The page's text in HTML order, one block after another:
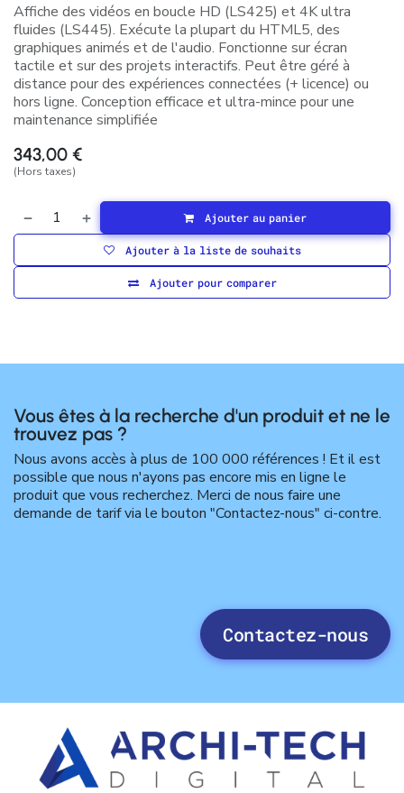
Affiche des vidéos en boucle HD (LS425) et 4K ultra
fluides (LS445). Exécute la plupart du HTML5, des
graphiques animés et de l'audio. Fonctionne sur écran
tactile et sur des projets interactifs. Peut être géré à
distance pour des expériences connectées (+ licence) ou
hors ligne. Conception efficace et ultra-mince pour une
maintenance simplifiée
343,00 €
(Hors taxes)
Ajouter au panier
Ajouter pour comparer
Ajouter à la liste de souhaits
Vous êtes à la recherche d'un produit et ne le
trouvez pas ?
Nous avons accès à plus de 100 000 références ! Et il est
possible que nous n'ayons pas encore mis en ligne le
produit que vous recherchez. Merci de nous faire une
demande de tarif via le bouton "Contactez-nous" ci-contre.
Contactez-nous